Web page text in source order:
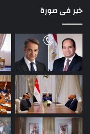
خبر فى صورة